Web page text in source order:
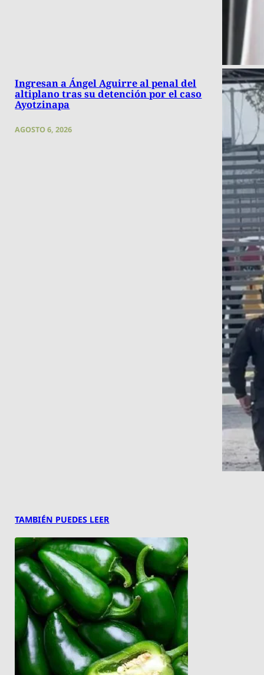
Ingresan a Ángel Aguirre al penal del
altiplano tras su detención por el caso
Ayotzinapa
AGOSTO 6, 2026
TAMBIÉN PUEDES LEER